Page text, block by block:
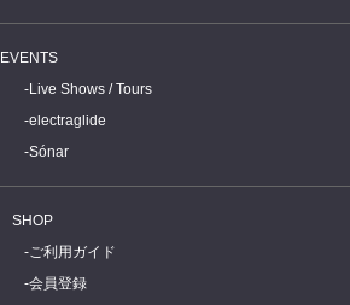
EVENTS
Live Shows / Tours
electraglide
Sónar
SHOP
ご利用ガイド
会員登録